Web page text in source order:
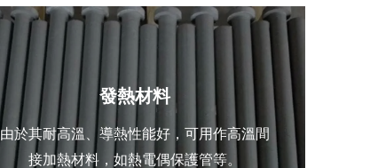
發熱材料
由於其耐高溫、導熱性能好，可用作高溫間
接加熱材料，如熱電偶保護管等。